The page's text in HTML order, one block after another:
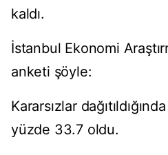
kaldı.
İstanbul Ekonomi
anketi şöyle:
Kararsızlar
yüzde 33.7 oldu.